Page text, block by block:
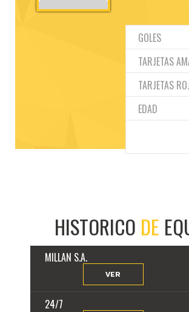
GOLES
TARJETAS
TARJETAS
EDAD
HISTORICO DE
MILLAN S.A.
VER
24/7